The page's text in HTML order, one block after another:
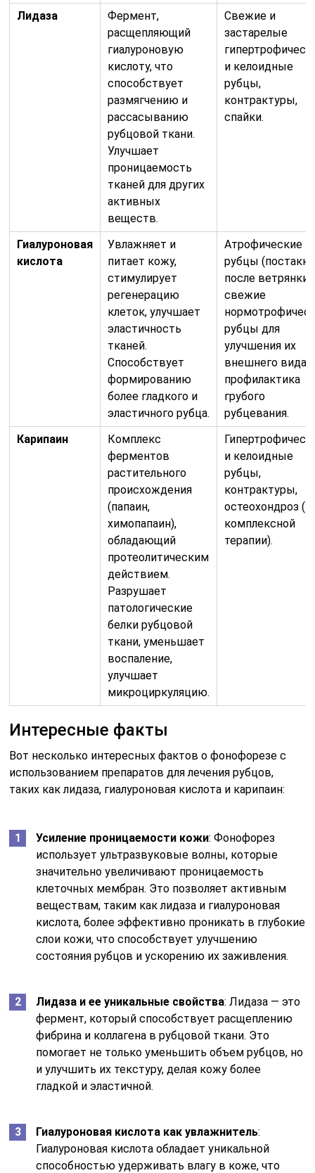
Лидаза
Фермент,
расщепляющий
гиалуроновую
кислоту, что
способствует
размягчению и
рассасыванию
рубцовой ткани.
Улучшает
проницаемость
тканей для других
активных
веществ.
Свежие и
застарелые
и келоидные
рубцы,
контрактуры,
спайки.
Гиалуроновая
кислота
Увлажняет и
питает кожу,
стимулирует
регенерацию
клеток, улучшает
эластичность
тканей.
Способствует
формированию
более гладкого и
эластичного рубца.
Атрофические
рубцы
после ветрянки),
свежие
рубцы для
улучшения их
внешнего вида,
профилактика
грубого
рубцевания.
Карипаин
Комплекс
ферментов
растительного
происхождения
(папаин,
химопапаин),
обладающий
протеолитическим
действием.
Разрушает
патологические
белки рубцовой
ткани, уменьшает
воспаление,
улучшает
микроциркуляцию.
и келоидные
рубцы,
контрактуры,
остеохондроз (в
комплексной
терапии).
Интересные факты
Вот несколько интересных фактов о фонофорезе с
использованием препаратов для лечения рубцов,
таких как лидаза, гиалуроновая кислота и карипаин:
Усиление проницаемости кожи: Фонофорез
использует ультразвуковые волны, которые
значительно увеличивают проницаемость
клеточных мембран. Это позволяет активным
веществам, таким как лидаза и гиалуроновая
кислота, более эффективно проникать в глубокие
слои кожи, что способствует улучшению
состояния рубцов и ускорению их заживления.
Лидаза и ее уникальные свойства: Лидаза — это
фермент, который способствует расщеплению
фибрина и коллагена в рубцовой ткани. Это
помогает не только уменьшить объем рубцов, но
и улучшить их текстуру, делая кожу более
гладкой и эластичной.
Гиалуроновая кислота как увлажнитель:
Гиалуроновая кислота обладает уникальной
способностью удерживать влагу в коже, что